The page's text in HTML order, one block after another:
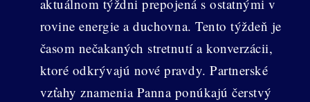
aktuálnom týždni prepojená s ostatnými v
rovine energie a duchovna. Tento týždeň je
časom nečakaných stretnutí a konverzácii,
ktoré odkrývajú nové pravdy. Partnerské
vzťahy znamenia Panna ponúkajú čerstvý